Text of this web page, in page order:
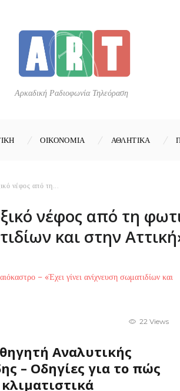
Αρκαδική Ραδιοφωνία Τηλεόραση
ΟΙΚΟΝΟΜΙΑ ΑΘΛΗΤΙΚΑ
νέφος από τη...
νέφος από τη
και στην
22 Views
Αναλυτικής
– Οδηγίες για το πώς